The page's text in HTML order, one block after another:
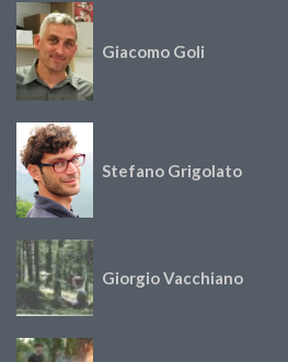
Giacomo Goli
Stefano Grigolato
Giorgio Vacchiano